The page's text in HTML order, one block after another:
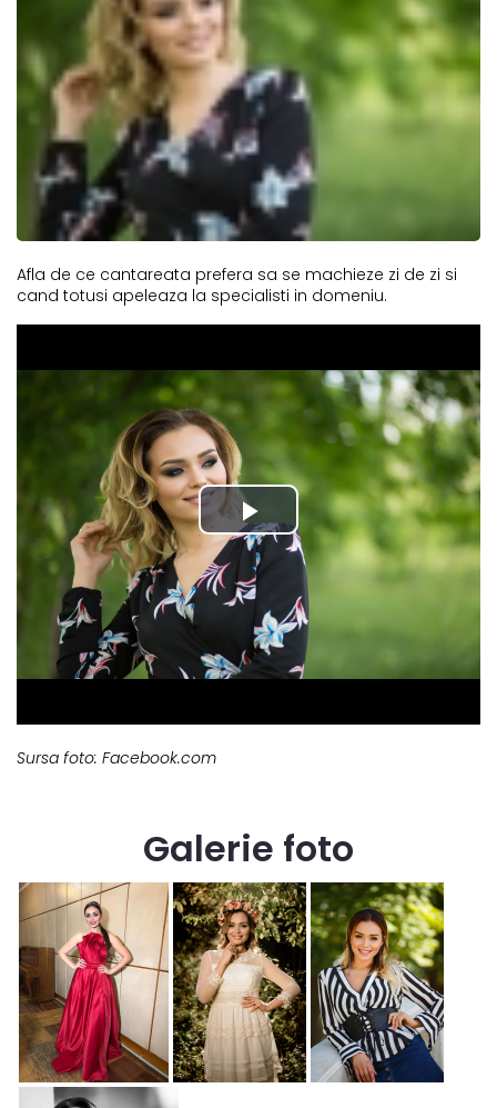
Afla de ce cantareata prefera sa se machieze zi de zi si
cand totusi apeleaza la specialisti in domeniu.
Sursa foto: Facebook.com
Galerie foto